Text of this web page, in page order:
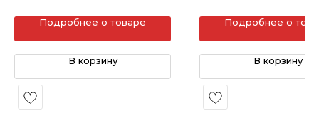
Подробнее о товаре
В корзину
Подробнее о
В корзину